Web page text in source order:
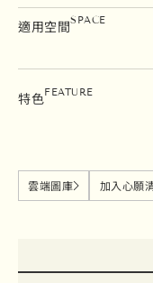
適用空間SPACE
特色FEATURE
雲端圖庫 加入心願